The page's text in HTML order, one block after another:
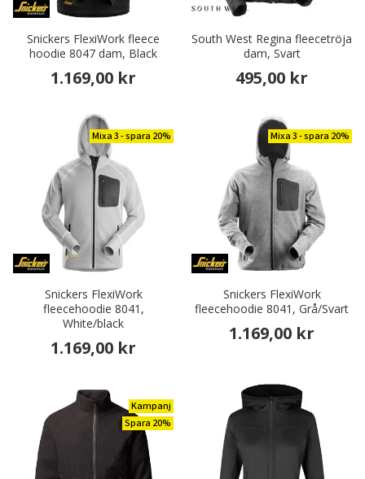
Snickers FlexiWork fleece
hoodie 8047 dam, Black
1.169,00 kr
South West Regina fleecetröja
dam, Svart
495,00 kr
Mixa 3 - spara 20%
Snickers FlexiWork
fleecehoodie 8041,
White/black
1.169,00 kr
Mixa 3 - spara 20%
Snickers FlexiWork
fleecehoodie 8041, Grå/Svart
1.169,00 kr
Kampanj
Spara 20%